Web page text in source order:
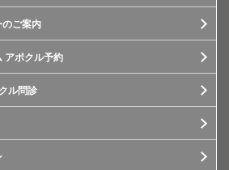
のご案内
アポクル予約
ル問診